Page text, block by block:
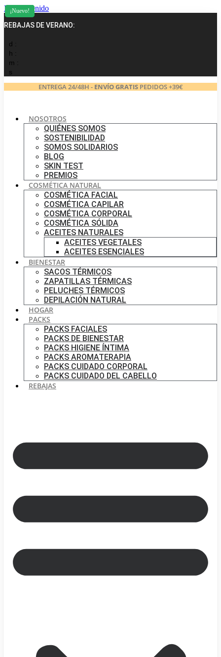
Ir al contenido
REBAJAS DE VERANO:
d :
h :
m :
s
ENTREGA 24/48H - ENVÍO GRATISPEDIDOS +39€
NOSOTROS
QUIÉNES SOMOS
SOSTENIBILIDAD
SOMOS SOLIDARIOS
BLOG
SKIN TEST
PREMIOS
COSMÉTICA NATURAL
COSMÉTICA FACIAL
COSMÉTICA CAPILAR
COSMÉTICA CORPORAL
COSMÉTICA SÓLIDA
ACEITES NATURALES
ACEITES VEGETALES
ACEITES ESENCIALES
BIENESTAR
SACOS TÉRMICOS
ZAPATILLAS TÉRMICAS
PELUCHES TÉRMICOS
DEPILACIÓN NATURAL
HOGAR
PACKS
PACKS FACIALES
PACKS DE BIENESTAR
PACKS HIGIENE ÍNTIMA
PACKS AROMATERAPIA
PACKS CUIDADO CORPORAL
PACKS CUIDADO DEL CABELLO
REBAJAS
¡Nuevo!
¡Nuevo!